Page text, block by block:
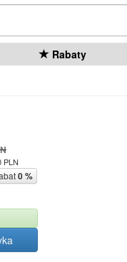
Rabaty
PLN
0 %